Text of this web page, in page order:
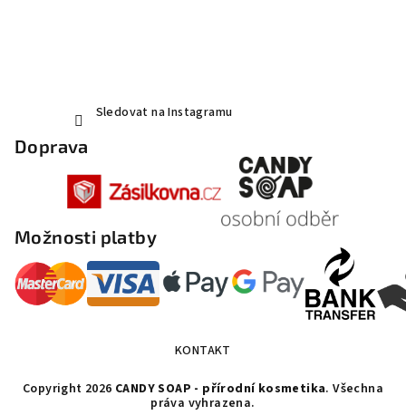
Sledovat na Instagramu
Doprava
Možnosti platby
KONTAKT
Copyright 2026 CANDY SOAP - přírodní kosmetika. Všechna
práva vyhrazena.